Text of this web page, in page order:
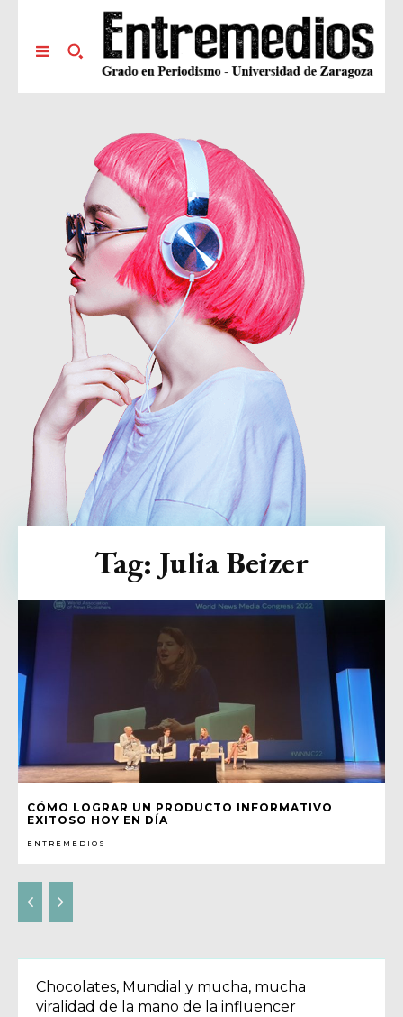
CÓMO LOGRAR UN PRODUCTO INFORMATIVO
EXITOSO HOY EN DÍA
ENTREMEDIOS
Tag: Julia Beizer
Chocolates, Mundial y mucha, mucha
viralidad de la mano de la influencer